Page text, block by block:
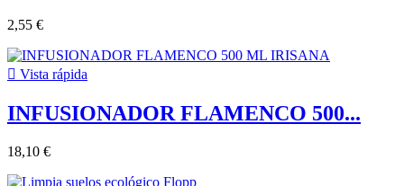
2,55 €
 Vista rápida
INFUSIONADOR FLAMENCO 500...
18,10 €